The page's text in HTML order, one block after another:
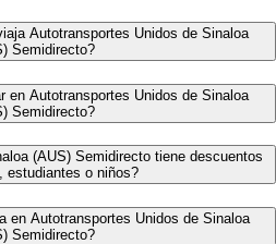
Autotransportes Unidos de Sinaloa
Semidirecto?
en Autotransportes Unidos de Sinaloa
Semidirecto?
(AUS) Semidirecto tiene descuentos
estudiantes o niños?
en Autotransportes Unidos de Sinaloa
Semidirecto?